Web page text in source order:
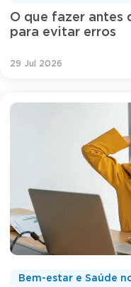
O que fazer antes
para evitar erros
29 Jul 2026
Bem-estar e Saúde